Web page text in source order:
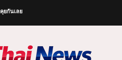
คุยกันเลย